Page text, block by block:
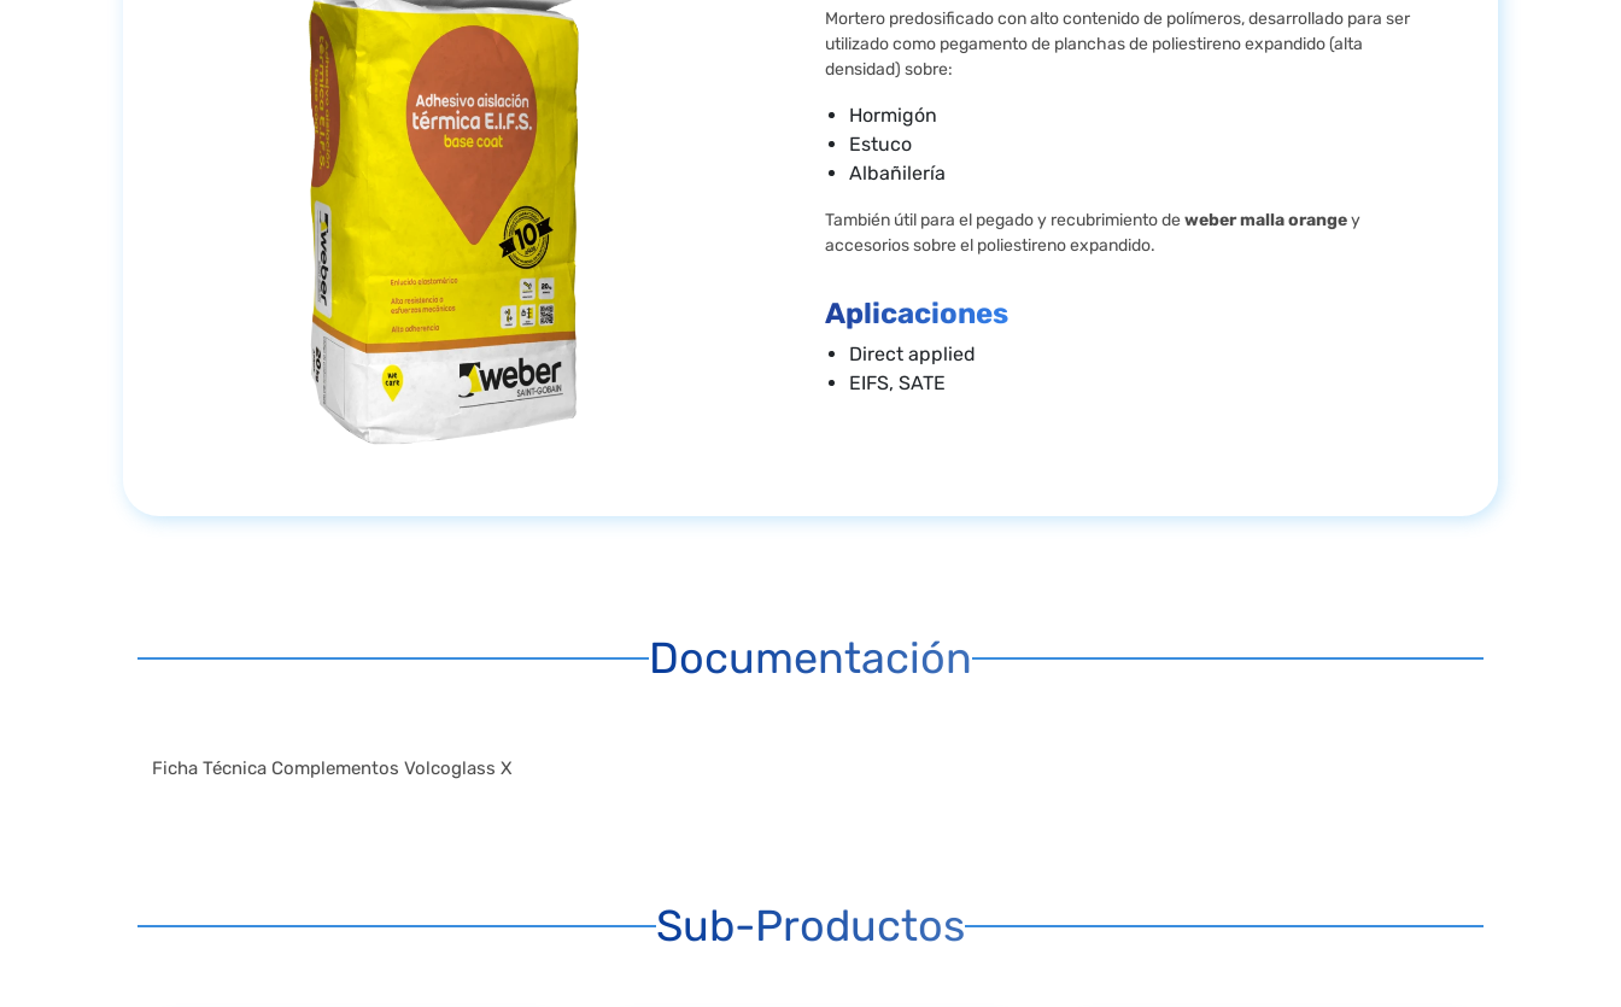
Mortero predosificado con alto contenido de polímeros, desarrollado para ser
utilizado como pegamento de planchas de poliestireno expandido (alta
densidad) sobre:
Hormigón
Estuco
Albañilería
También útil para el pegado y recubrimiento deweber malla orangey
accesorios sobre el poliestireno expandido.
Aplicaciones
Direct applied
EIFS, SATE
Documentación
Ficha Técnica Complementos Volcoglass X
Sub-Productos